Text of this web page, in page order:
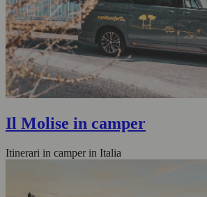
Il Molise in camper
Itinerari in camper in Italia